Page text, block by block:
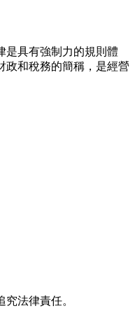
是具有強制力的規則體
政和稅務的簡稱，是經營
法律責任。